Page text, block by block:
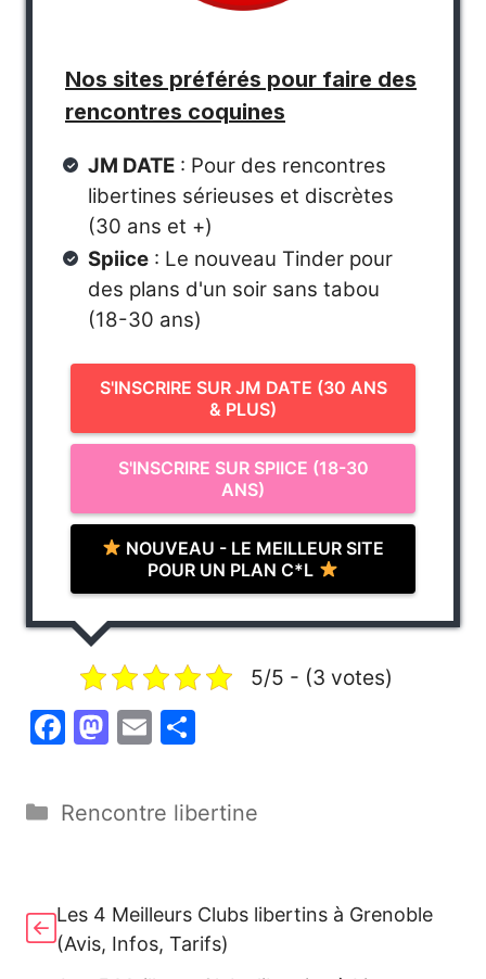
Nos sites préférés pour faire des
rencontres coquines
JM DATE : Pour des rencontres
libertines sérieuses et discrètes
(30 ans et +)
Spiice : Le nouveau Tinder pour
des plans d'un soir sans tabou
(18-30 ans)
S'INSCRIRE SUR JM DATE (30 ANS
& PLUS)
S'INSCRIRE SUR SPIICE (18-30
ANS)
NOUVEAU - LE MEILLEUR SITE
POUR UN PLAN C*L
5/5 - (3 votes)
F
c
e
o
o
M
o
o
n
E
ai
l
ta
g
Catégories
Rencontre libertine
Les 4 Meilleurs Clubs libertins à Grenoble
(Avis, Infos, Tarifs)